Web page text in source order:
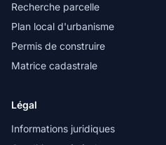
Recherche parcelle
Plan local d'urbanisme
Permis de construire
Matrice cadastrale
Légal
Informations juridiques